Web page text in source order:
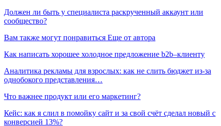
Должен ли быть у специалиста раскрученный аккаунт или
сообщество?
Вам также могут понравиться Еще от автора
Как написать хорошее холодное предложение b2b–клиенту
Аналитика рекламы для взрослых: как не слить бюджет из-за
однобокого представления…
Что важнее продукт или его маркетинг?
Кейс: как я слил в помойку сайт и за свой счёт сделал новый с
конверсией 13%?